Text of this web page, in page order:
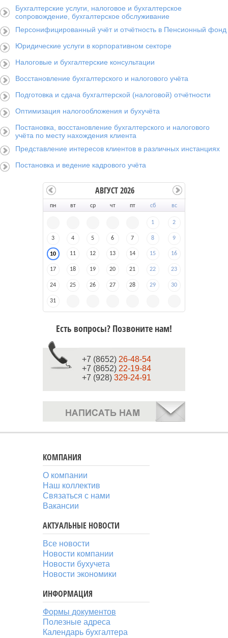
Бухгалтерские услуги, налоговое и бухгалтерское
сопровождение, бухгалтерское обслуживание
Персонифицированный учёт и отчётность в Пенсионный фонд
Юридические услуги в корпоративном секторе
Налоговые и бухгалтерские консультации
Восстановление бухгалтерского и налогового учёта
Подготовка и сдача бухгалтерской (налоговой) отчётности
Оптимизация налогообложения и бухучёта
Постановка, восстановление бухгалтерского и налогового
учёта по месту нахождения клиента
Представление интересов клиентов в различных инстанциях
Постановка и ведение кадрового учёта
пн вт ср чт пт сб вс
1 2
3 4 5 6 7 8 9
10 11 12 13 14 15 16
17 18 19 20 21 22 23
24 25 26 27 28 29 30
31
АВГУСТ 2026
Есть вопросы? Позвоните нам!
+7 (8652) 26-48-54
+7 (8652) 22-19-84
+7 (928) 329-24-91
КОМПАНИЯ
О компании
Наш коллектив
Связаться с нами
Вакансии
АКТУАЛЬНЫЕ НОВОСТИ
Все новости
Новости компании
Новости бухучета
Новости экономики
ИНФОРМАЦИЯ
Формы документов
Полезные адреса
Календарь бухгалтера